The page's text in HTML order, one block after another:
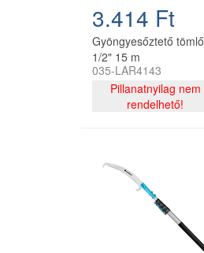
3.414 Ft
Gyöngyesőztető tömlő
1/2" 15 m
szerelvényekkel CH
035-LAR4143
Pillanatnyilag nem
rendelhető!